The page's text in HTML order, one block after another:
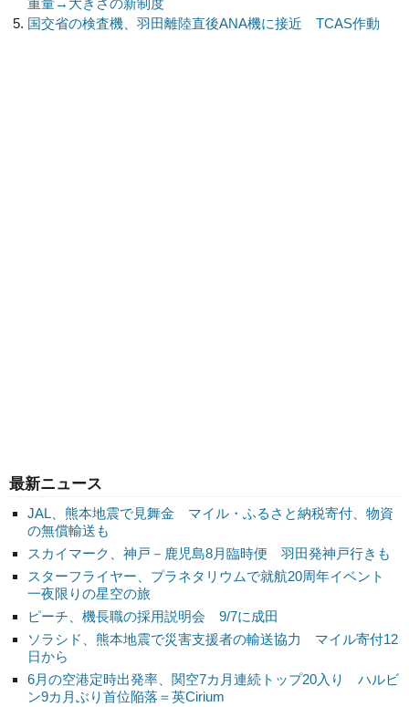
最新ニュース
JAL、熊本地震で見舞金 マイル・ふるさと納税寄付、物資
の無償輸送も
スカイマーク、神戸－鹿児島8月臨時便 羽田発神戸行きも
スターフライヤー、プラネタリウムで就航20周年イベント
一夜限りの星空の旅
ピーチ、機長職の採用説明会 9/7に成田
ソラシド、熊本地震で災害支援者の輸送協力 マイル寄付12
日から
6月の空港定時出発率、関空7カ月連続トップ20入り ハルビ
ン9カ月ぶり首位陥落＝英Cirium
重量→大きさの新制度
国交省の検査機、羽田離陸直後ANA機に接近 TCAS作動